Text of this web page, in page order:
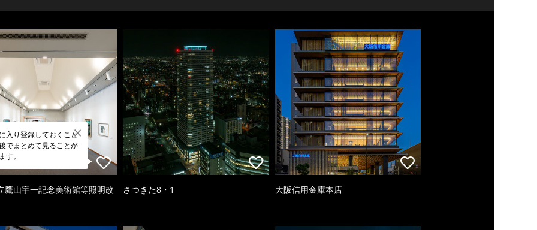
入り登録しておくこと
でまとめて見ることが
す。
鷹山宇一記念美術館等照明改 さつきた8・1 大阪信用金庫本店